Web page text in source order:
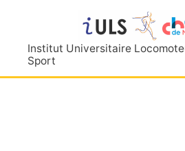
contenuInstitut Universitaire
Sport